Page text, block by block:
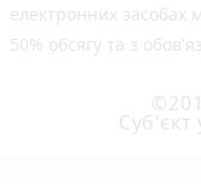
електронних засобах
50% обсягу та з